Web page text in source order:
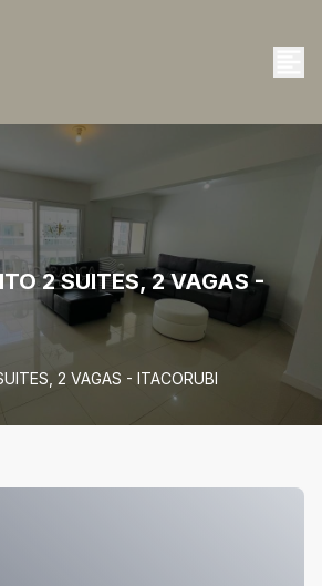
2 SUITES, 2 VAGAS -
2 VAGAS - ITACORUBI